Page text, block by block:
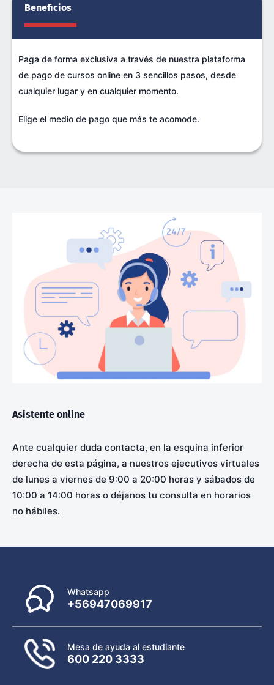
Beneficios
Paga de forma exclusiva a través de nuestra plataforma
de pago de cursos online en 3 sencillos pasos, desde
cualquier lugar y en cualquier momento.
Elige el medio de pago que más te acomode.
Asistente online
Ante cualquier duda contacta, en la esquina inferior
derecha de esta página, a nuestros ejecutivos virtuales
de lunes a viernes de 9:00 a 20:00 horas y sábados de
10:00 a 14:00 horas o déjanos tu consulta en horarios
no hábiles.
Whatsapp
+56947069917
Mesa de ayuda al estudiante
600 220 3333